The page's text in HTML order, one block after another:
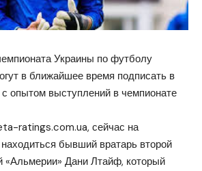
Украины по футболу
в ближайшее время подписать в
опытом выступлений в чемпионате
ratings.com.ua, сейчас на
бывший вратарь второй
«Альмерии» Дани Лтайф, который